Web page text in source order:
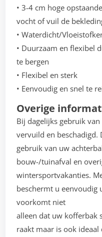
• 3-4 cm hoge
vocht of vuil de
• Waterdicht/
• Duurzaam en flexibel
te bergen
• Flexibel en sterk
• Eenvoudig en snel te
Overige
Bij dagelijks gebruik
vervuild en beschadigd.
gebruik van uw
bouw-/tuinafval en
wintersportvakanties.
beschermt u eenvoudig
voorkomt niet
alleen dat uw kofferbak
raakt maar is ook